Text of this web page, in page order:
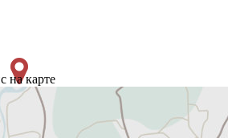
на карте